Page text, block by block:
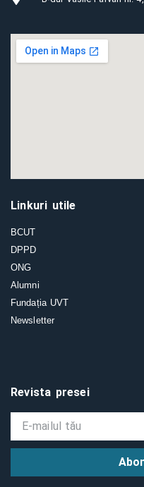
Linkuri utile
BCUT
DPPD
ONG
Alumni
Fundația UVT
Newsletter
Revista presei